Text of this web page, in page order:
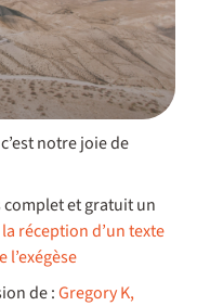
notre joie de
complet et gratuit un
la réception d’un texte
de :Gregory K,